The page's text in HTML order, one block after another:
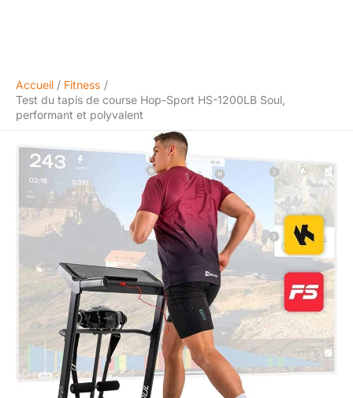
Accueil
Fitness
Test du tapis de course Hop-Sport HS-1200LB Soul,
performant et polyvalent